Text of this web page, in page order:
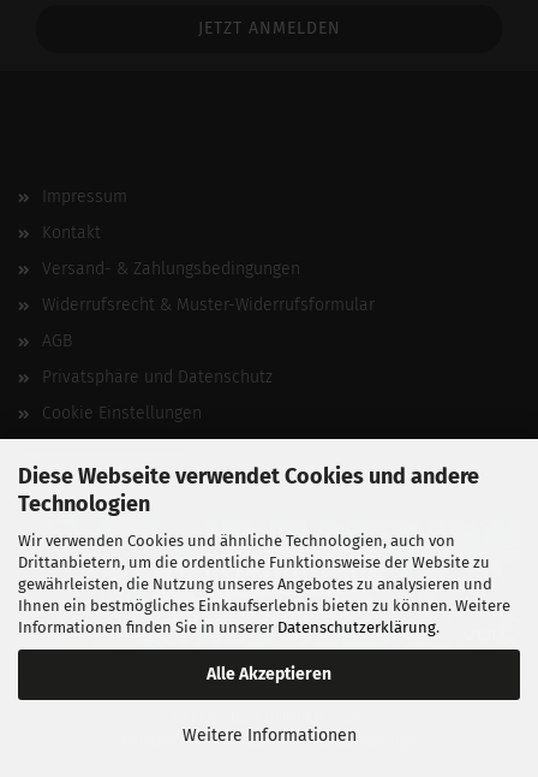
Diese Webseite verwendet Cookies und andere
Technologien
Wir verwenden Cookies und ähnliche Technologien, auch von
Drittanbietern, um die ordentliche Funktionsweise der Website zu
gewährleisten, die Nutzung unseres Angebotes zu analysieren und
Ihnen ein bestmögliches Einkaufserlebnis bieten zu können. Weitere
Informationen finden Sie in unserer Datenschutzerklärung.
Alle Akzeptieren
Weitere Informationen
Impressum
Kontakt
Versand- & Zahlungsbedingungen
Widerrufsrecht & Muster-Widerrufsformular
AGB
Privatsphäre und Datenschutz
Cookie Einstellungen
Vertrag widerrufen
Entwickelt vonfabian heinz webdesign